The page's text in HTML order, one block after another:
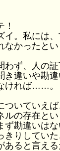
イ。私には
なかったと
わず、人の
き違いや勘
ければ……。
ついていえ
ルの存在と
勘違いはな
きりしてい
ると言える